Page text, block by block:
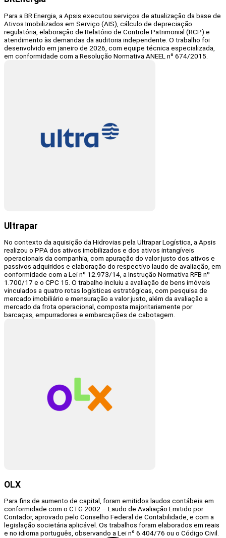
Para a BR Energia, a Apsis executou serviços de atualização da base de
Ativos Imobilizados em Serviço (AIS), cálculo de depreciação
regulatória, elaboração de Relatório de Controle Patrimonial (RCP) e
atendimento às demandas da auditoria independente. O trabalho foi
desenvolvido em janeiro de 2026, com equipe técnica especializada,
em conformidade com a Resolução Normativa ANEEL nº 674/2015.
Ultrapar
No contexto da aquisição da Hidrovias pela Ultrapar Logística, a Apsis
realizou o PPA dos ativos imobilizados e dos ativos intangíveis
operacionais da companhia, com apuração do valor justo dos ativos e
passivos adquiridos e elaboração do respectivo laudo de avaliação, em
conformidade com a Lei nº 12.973/14, a Instrução Normativa RFB nº
1.700/17 e o CPC 15. O trabalho incluiu a avaliação de bens imóveis
vinculados a quatro rotas logísticas estratégicas, com pesquisa de
mercado imobiliário e mensuração a valor justo, além da avaliação a
mercado da frota operacional, composta majoritariamente por
barcaças, empurradores e embarcações de cabotagem.
OLX
Para fins de aumento de capital, foram emitidos laudos contábeis em
conformidade com o CTG 2002 – Laudo de Avaliação Emitido por
Contador, aprovado pelo Conselho Federal de Contabilidade, e com a
legislação societária aplicável. Os trabalhos foram elaborados em reais
e no idioma português, observando a Lei nº 6.404/76 ou o Código Civil.